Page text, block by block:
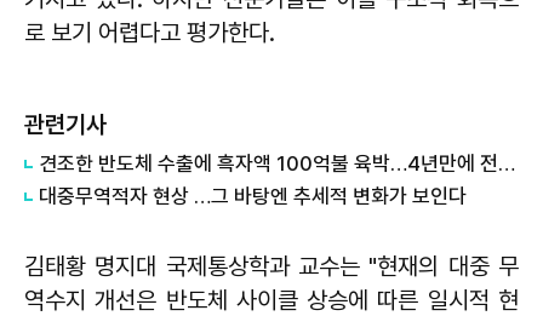
로 보기 어렵다고 평가한다.
관련기사
견조한 반도체 수출에 흑자액 100억불 육박…4년만에 전환 가능성
대중무역적자 현상 …그 바탕엔 추세적 변화가 보인다
김태황 명지대 국제통상학과 교수는 "현재의 대중 무
역수지 개선은 반도체 사이클 상승에 따른 일시적 현